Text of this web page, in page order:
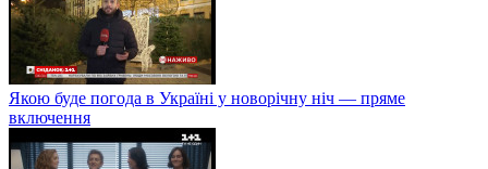
Якою буде погода в Україні у новорічну ніч — пряме
включення